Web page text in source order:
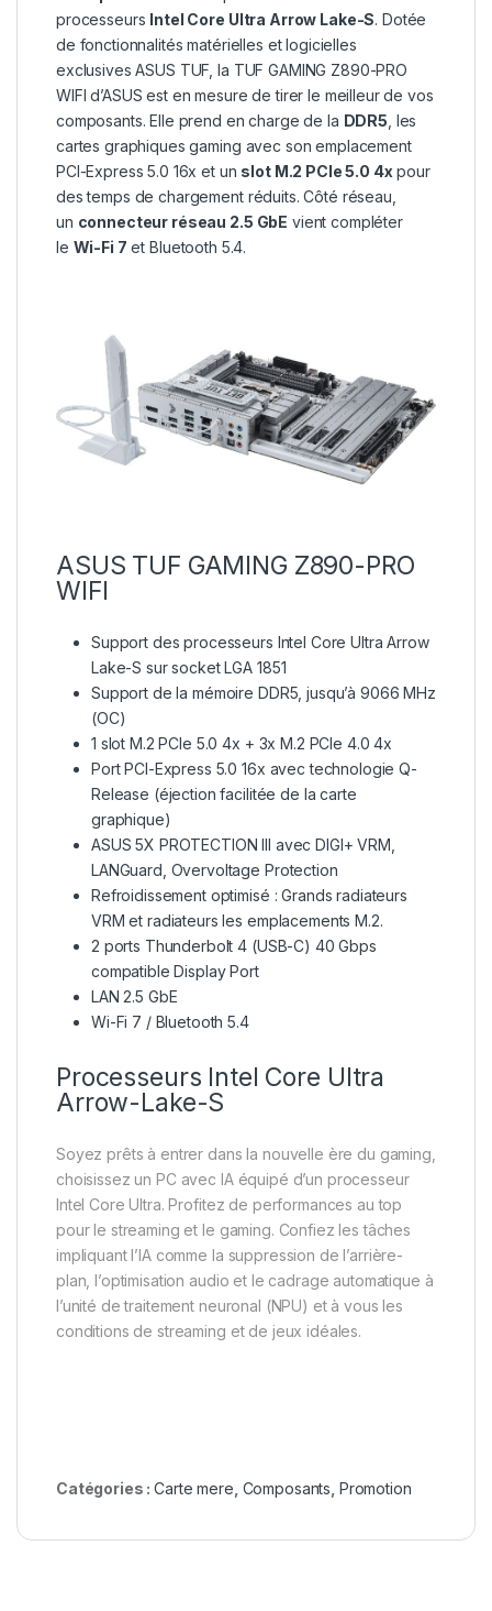
processeurs Intel Core Ultra Arrow Lake-S. Dotée
de fonctionnalités matérielles et logicielles
exclusives ASUS TUF, la TUF GAMING Z890-PRO
WIFI d’ASUS est en mesure de tirer le meilleur de vos
composants. Elle prend en charge de la DDR5 , les
cartes graphiques gaming avec son emplacement
PCI-Express 5.0 16x et un slot M.2 PCIe 5.0 4x pour
des temps de chargement réduits. Côté réseau,
un connecteur réseau 2.5 GbE vient compléter
le Wi-Fi 7 et Bluetooth 5.4.
ASUS TUF GAMING Z890-PRO
WIFI
Support des processeurs Intel Core Ultra Arrow
Lake-S sur socket LGA 1851
Support de la mémoire DDR5, jusqu’à 9066 MHz
(OC)
1 slot M.2 PCIe 5.0 4x + 3x M.2 PCIe 4.0 4x
Port PCI-Express 5.0 16x avec technologie Q-
Release (éjection facilitée de la carte
graphique)
ASUS 5X PROTECTION III avec DIGI+ VRM,
LANGuard, Overvoltage Protection
Refroidissement optimisé : Grands radiateurs
VRM et radiateurs les emplacements M.2.
2 ports Thunderbolt 4 (USB-C) 40 Gbps
compatible Display Port
LAN 2.5 GbE
Wi-Fi 7 / Bluetooth 5.4
Processeurs Intel Core Ultra
Arrow-Lake-S
Soyez prêts à entrer dans la nouvelle ère du gaming,
choisissez un PC avec IA équipé d’un processeur
Intel Core Ultra. Profitez de performances au top
pour le streaming et le gaming. Confiez les tâches
impliquant l’IA comme la suppression de l’arrière-
plan, l’optimisation audio et le cadrage automatique à
l’unité de traitement neuronal (NPU) et à vous les
conditions de streaming et de jeux idéales.
Catégories :Carte mere Composants Promotion